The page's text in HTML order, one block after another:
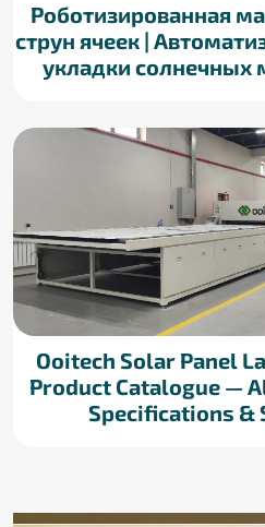
Роботизированная
струн ячеек |
укладки солнечных
Ooitech Solar Panel
Product Catalogue —
Specifications &